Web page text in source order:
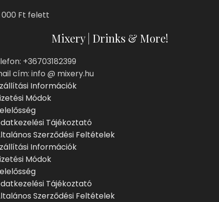
000 Ft felett
Mixery | Drinks & More!
+36703182399
cím: info @ mixery.hu
Információk
Módok
Tájékoztató
Szerződési Feltételek
Információk
Módok
Tájékoztató
Szerződési Feltételek